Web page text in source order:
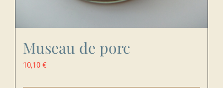
Museau de porc
10,10 €